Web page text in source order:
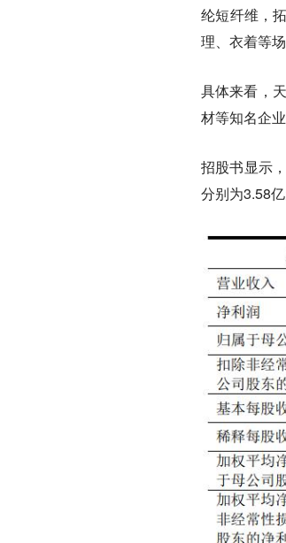
纶短纤维，
理、衣着等场
具体来看，
材等知名企
招股书显示
分别为3.58